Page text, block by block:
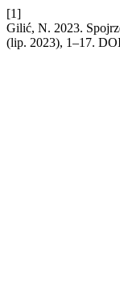
[1]
Gilić, N. 2023.
(lip. 2023), 1–17.